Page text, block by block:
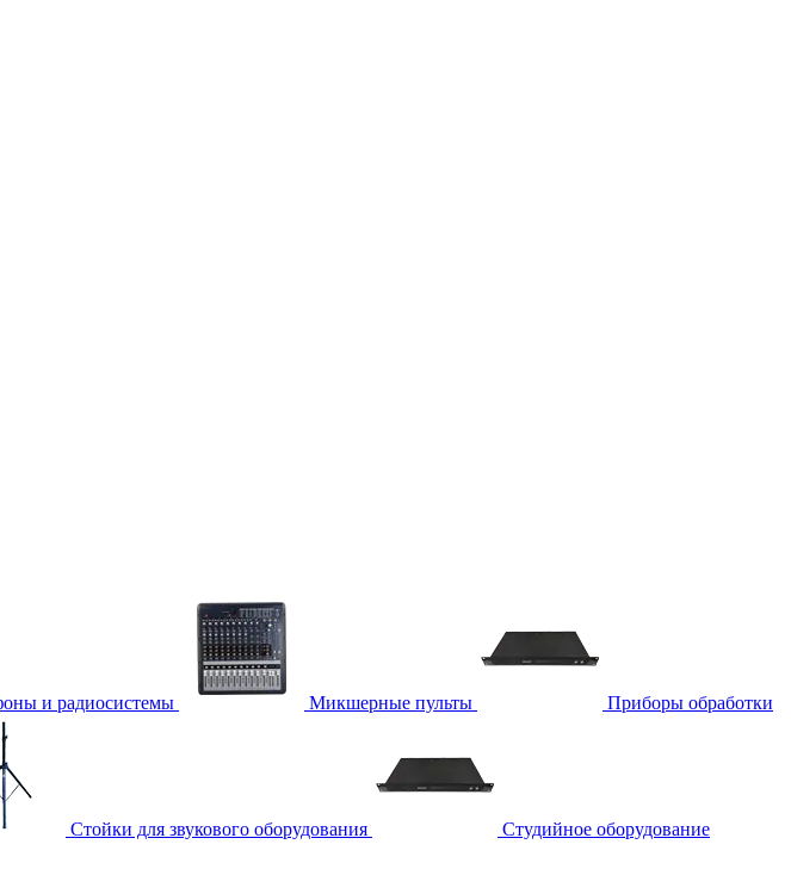
и радиосистемы Микшерные пульты Приборы обработки
Стойки для звукового оборудования Студийное оборудование